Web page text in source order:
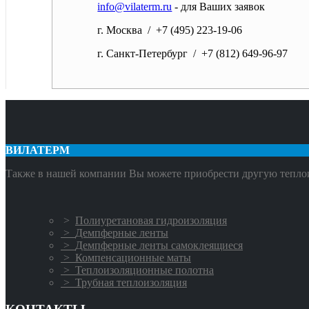
info@vilaterm.ru - для Ваших заявок
г. Москва / +7 (495) 223-19-06
г. Санкт-Петербург / +7 (812) 649-96-97
ВИЛАТЕРМ
Также в нашей компании Вы можете приобрести другую
> Полиуретановая гидроизоляция
>
Демпферные ленты
>
Демпферные ленты самоклеящиеся
> Компенсационные маты
> Теплоизоляционные полотна
> Трубная теплоизоляция